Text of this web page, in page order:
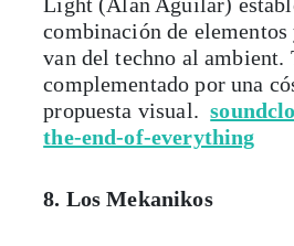
combinación de elementos
van del techno al ambient.
complementado por una
propuesta visual.
the-end-of-everything
8. Los Mekanikos